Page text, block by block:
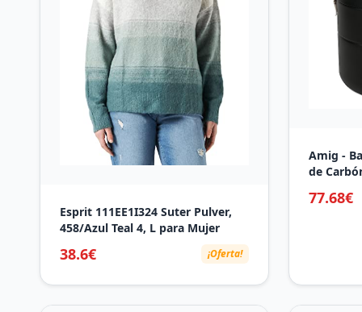
Esprit 111EE1I324 Suter Pulver,
458/Azul Teal 4, L para Mujer
38.6€ ¡Oferta!
Amig -
de
77.68€